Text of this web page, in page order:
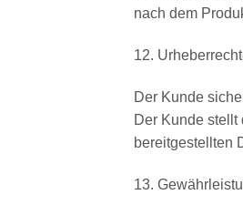
nach dem
12.
Der Kunde
Der Kunde stellt
bereitgestellten
13.